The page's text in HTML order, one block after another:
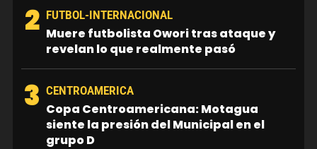
2 FUTBOL-INTERNACIONAL
Muere futbolista Owori tras ataque y
revelan lo que realmente pasó
3 CENTROAMERICA
Copa Centroamericana: Motagua
siente la presión del Municipal en el
grupo D